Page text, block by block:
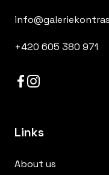
+420 605 380 971
Links
About us